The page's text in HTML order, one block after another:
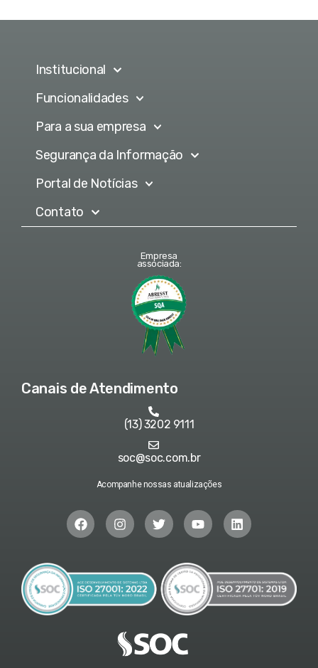
Institucional
Funcionalidades
Para a sua empresa
Segurança da Informação
Portal de Notícias
Contato
Empresa
associada:
Canais de Atendimento
(13) 3202 9111
soc@soc.com.br
Acompanhe nossas atualizações